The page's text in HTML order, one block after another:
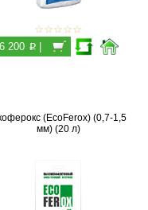
6 200 p|
(EcoFerox) (0,7-1,5
мм) (20 л)